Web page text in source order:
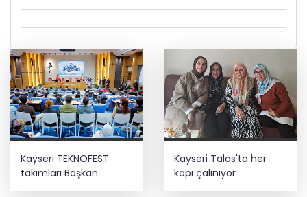
Kayseri TEKNOFEST
takımları Başkan
Büyükkılıç'la buluştu
Kayseri Talas'ta her
kapı çalınıyor